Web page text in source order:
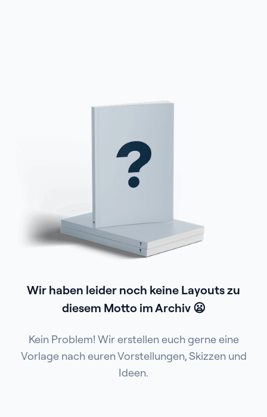
Wir haben leider noch keine Layouts zu
diesem Motto im Archiv 😦
Kein Problem! Wir erstellen euch gerne eine
Vorlage nach euren Vorstellungen, Skizzen und
Ideen.